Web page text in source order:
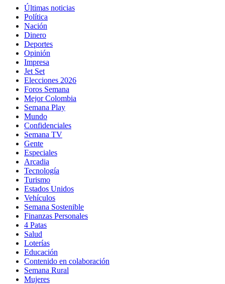
Últimas noticias
Política
Nación
Dinero
Deportes
Opinión
Impresa
Jet Set
Elecciones 2026
Foros Semana
Mejor Colombia
Semana Play
Mundo
Confidenciales
Semana TV
Gente
Especiales
Arcadia
Tecnología
Turismo
Estados Unidos
Vehículos
Semana Sostenible
Finanzas Personales
4 Patas
Salud
Loterías
Educación
Contenido en colaboración
Semana Rural
Mujeres